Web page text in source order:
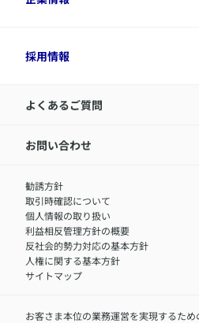
デジタル約款
令和8年（2026年）分の生命保険
アクサのネット完結保険（旧アク
経営者サポートサービス
企業情報トップ
アクサ生命が選ばれる理由
IR情報
サステナビリティの取り組み
お客さまを金融犯罪からお守りする
アクサグループについて
採用情報
採用情報トップ
中途採用：内勤正社員
職）
中途採用：フィナンシャルプラン
障害者採用
よくあるご質問
お問い合わせ
勧誘方針
取引時確認について
個人情報の取り扱い
利益相反管理方針の概要
反社会的勢力対応の基本方針
人権に関する基本方針
サイトマップ
お客さま本位の業務運営を実現するた